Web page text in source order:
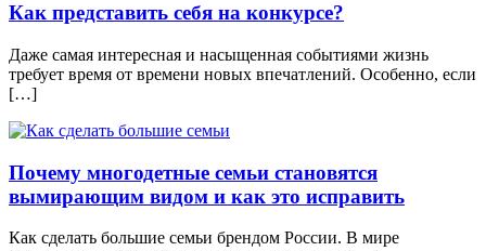
Как представить себя на конкурсе?
Даже самая интересная и насыщенная событиями жизнь
требует время от времени новых впечатлений. Особенно, если
[…]
Почему многодетные семьи становятся
вымирающим видом и как это исправить
Как сделать большие семьи брендом России. В мире